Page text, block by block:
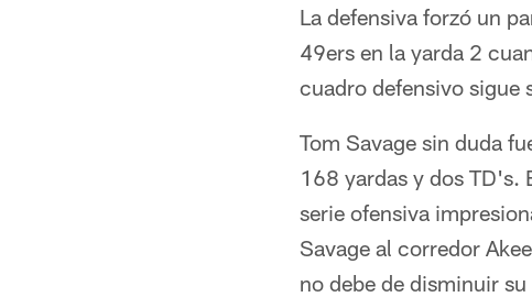
La defensiva forzó un
49ers en la yarda 2
cuadro defensivo sigue
Tom Savage sin duda
168 yardas y dos TD's.
serie ofensiva
Savage al corredor
no debe de disminuir